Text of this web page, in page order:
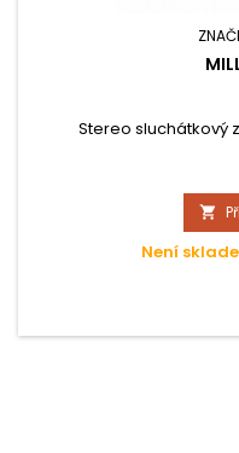
Stereo sluchátkový

Není